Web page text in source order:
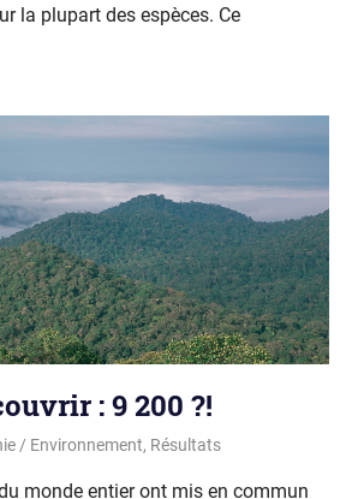
la plupart des espèces. Ce
: 9 200 ?!
Environnement, Résultats
monde entier ont mis en commun